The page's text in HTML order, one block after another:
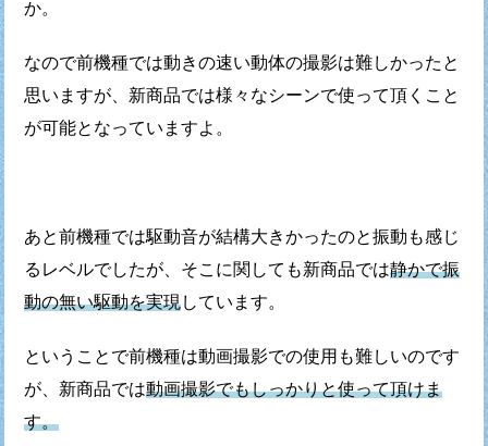
か。
なので前機種では動きの速い動体の撮影は難しかったと
思いますが、 新商品では様々なシーンで使って頂くこと
が可能となっていますよ。
あと前機種では駆動音が結構大きかったのと振動も感じ
るレベルでしたが、 そこに関しても新商品では静かで振
動の無い駆動を実現しています。
ということで前機種は動画撮影での使用も難しいのです
が、 新商品では動画撮影でもしっかりと使って頂けま
す。